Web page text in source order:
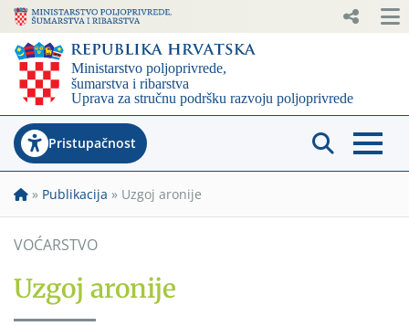
Pristupačnost
» Publikacija » Uzgoj aronije
VOĆARSTVO
Uzgoj aronije